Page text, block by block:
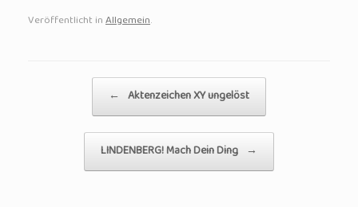
Veröffentlicht inAllgemein.
Beitragsnavigation
← Aktenzeichen XY ungelöst
LINDENBERG! Mach Dein Ding →